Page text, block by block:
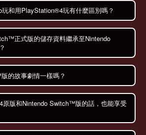
和用PlayStation®4玩有什麼區別嗎？
正式版的儲存資料繼承至Nintendo
的故事劇情一樣嗎？
版和Nintendo Switch™版的話，也能享受